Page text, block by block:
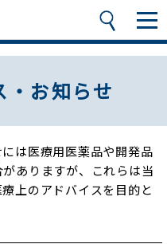
・お知らせ
は医療用医薬品や開発品
ありますが、
これらは当
上のアドバイスを目的と